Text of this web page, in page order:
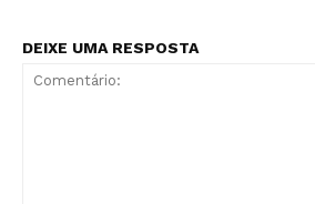
DEIXE UMA RESPOSTA